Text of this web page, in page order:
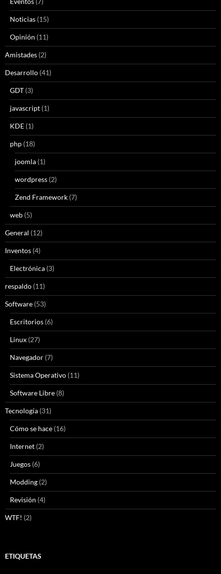
Noticias (15)
Opinión (11)
Amistades (2)
Desarrollo (41)
GDT (3)
javascript (1)
KDE (1)
php (18)
joomla (1)
wordpress (2)
Zend Framework (7)
web (5)
General (12)
Inventos (4)
Electrónica (3)
respaldo (11)
Software (53)
Escritorios (6)
Linux (27)
Navegador (7)
Sistema Operativo (11)
Software Libre (8)
Tecnología (31)
Cómo se hace (16)
Internet (2)
Juegos (6)
Modding (2)
Revisión (4)
WTF! (2)
ETIQUETAS